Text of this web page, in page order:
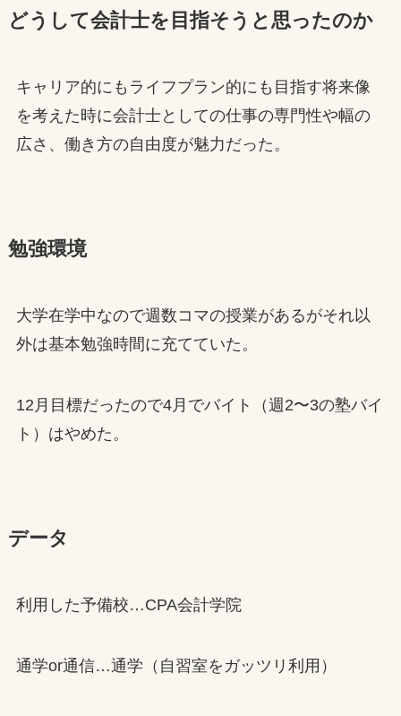
どうして会計士を目指そうと思ったのか
キャリア的にもライフプラン的にも目指す将来像
を考えた時に会計士としての仕事の専門性や幅の
広さ、働き方の自由度が魅力だった。
勉強環境
大学在学中なので週数コマの授業があるがそれ以
外は基本勉強時間に充てていた。
12月目標だったので4月でバイト（週2〜3の塾バイ
ト）はやめた。
データ
利用した予備校…CPA会計学院
通学or通信…通学（自習室をガッツリ利用）